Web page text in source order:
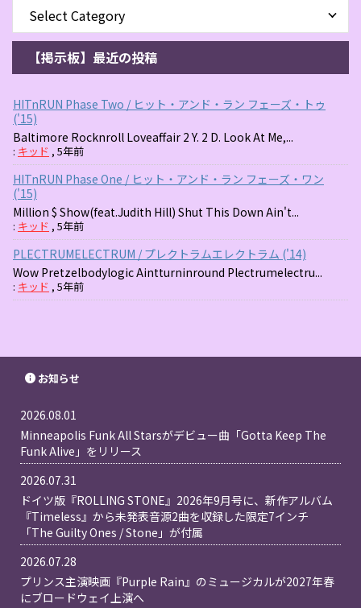
【掲示板】最近の投稿
HITnRUN Phase Two / ヒット・アンド・ラン フェーズ・トゥ
('15)
Baltimore Rocknroll Loveaffair 2 Y. 2 D. Look At Me,...
: キッド , 5年前
HITnRUN Phase One / ヒット・アンド・ラン フェーズ・ワン
('15)
Million $ Show(feat.Judith Hill) Shut This Down Ain't...
: キッド , 5年前
PLECTRUMELECTRUM / プレクトラムエレクトラム ('14)
Wow Pretzelbodylogic Aintturninround Plectrumelectru...
: キッド , 5年前
お知らせ
2026.08.01
Minneapolis Funk All Starsがデビュー曲「Gotta Keep The
Funk Alive」をリリース
2026.07.31
ドイツ版『ROLLING STONE』2026年9月号に、新作アルバム
『Timeless』から未発表音源2曲を収録した限定7インチ
「The Guilty Ones / Stone」が付属
2026.07.28
プリンス主演映画『Purple Rain』のミュージカルが2027年春
にブロードウェイ上演へ